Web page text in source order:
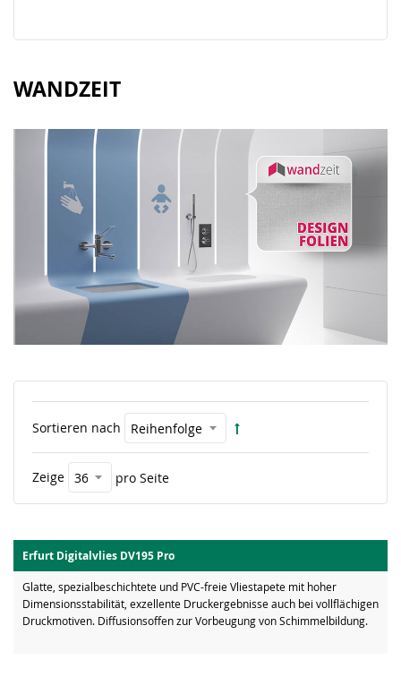
WANDZEIT
Sortieren nach
Zeige pro Seite
Erfurt Digitalvlies DV195 Pro
Glatte, spezialbeschichtete und PVC-freie Vliestapete mit hoher
Dimensionsstabilität, exzellente Druckergebnisse auch bei vollflächigen
Druckmotiven. Diffusionsoffen zur Vorbeugung von Schimmelbildung.